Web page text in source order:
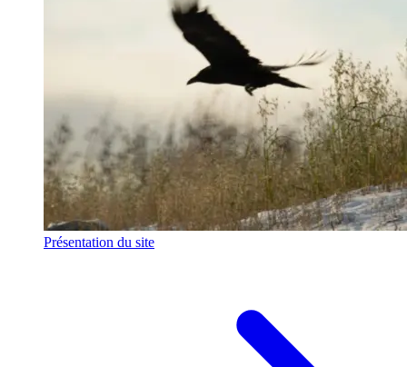
Présentation du site